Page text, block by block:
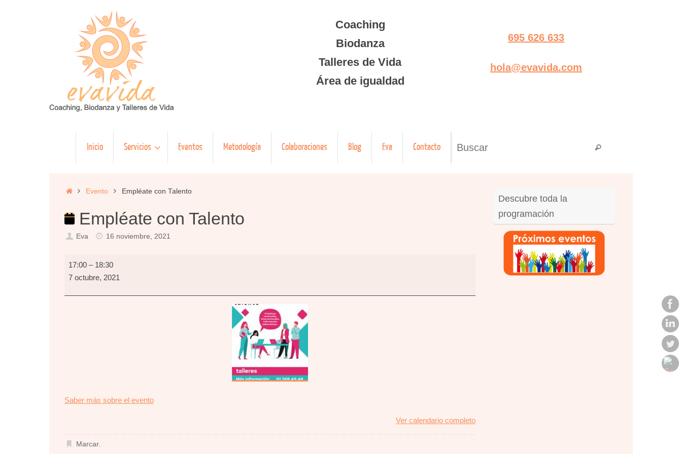
Coaching
Biodanza
Talleres de Vida
Área de igualdad
695 626 633
hola@evavida.com
Inicio Servicios Eventos Metodología Colaboraciones Blog Eva Contacto Buscar
InicioEvento Empléate con Talento
Empléate con Talento
Eva 16 noviembre, 2021
Empléate
con
17:00 – 18:30
7 octubre, 2021
Saber más sobre el eventoabout
Ver calendario completo
Marcar.
Descubre toda la
programación